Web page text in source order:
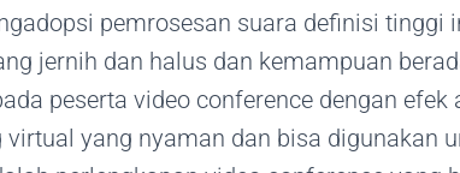
pemrosesan suara definisi tinggi
jernih dan halus dan kemampuan
peserta video conference dengan
yang nyaman dan bisa digunakan